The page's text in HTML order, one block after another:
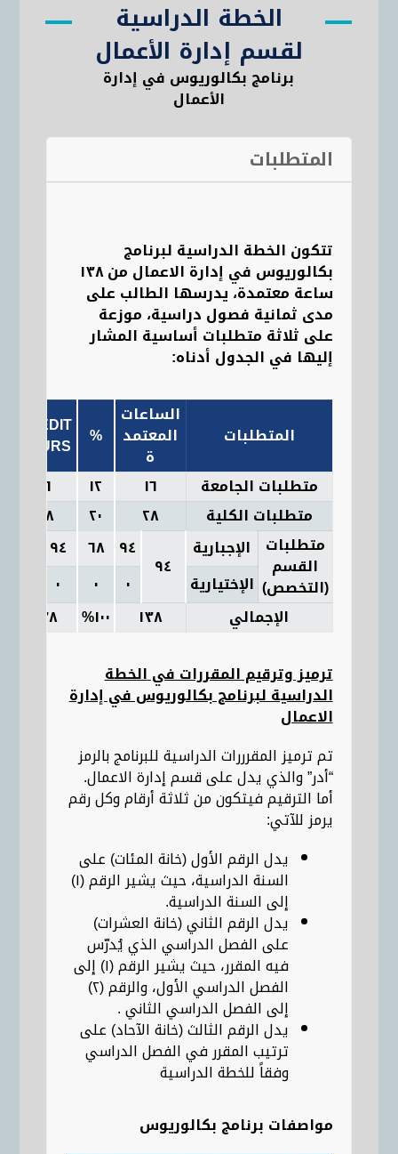
الخطة الدراسية
لقسم إدارة الأعمال
برنامج بكالوريوس في إدارة
الأعمال
المتطلبات
تتكون الخطة الدراسية لبرنامج
بكالوريوس في إدارة الاعمال من ١٣٨
ساعة معتمدة، يدرسها الطالب على
مدى ثمانية فصول دراسية، موزعة
على ثلاثة متطلبات أساسية المشار
إليها في الجدول أدناه:
CREDIT
HOURS %
الساعات
المعتمد
ة
المتطلبات
١٦
١٢ ١٦
متطلبات الجامعة
٢٨
٢٠ ٢٨
متطلبات الكلية
٩٤ ٦٨ ٩٤
٩٤
الإجبارية متطلبات
القسم
(التخصص) ٠ ٠ ٠
الإختيارية
١٣٨
%١٠٠ ١٣٨ الإجمالي
ترميز وترقيم المقررات فيالخطة
الدراسية لبرنامج بكالوريوس في إدارة
الاعمال
تم ترميز المقرررات الدراسية للبرنامج بالرمز
“أدر” والذي يدل على قسم إدارة الاعمال.
أما الترقيم فيتكون من ثلاثة أرقام وكل رقم
يرمز للآتي:
يدل الرقم الأول (خانة المئات) على
السنة الدراسية، حيث يشير الرقم (١)
إلى السنة الدراسية.
يدل الرقم الثاني (خانة العشرات)
على الفصل الدراسي الذي يُدرّس
فيه المقرر، حيث يشير الرقم (١) إلى
الفصل الدراسي الأول، والرقم (٢)
إلى الفصل الدراسي الثاني .
يدل الرقم الثالث (خانة الآحاد) على
ترتيب المقرر في الفصل الدراسي
وفقاً للخطة الدراسية
مواصفات برنامج بكالوريوس